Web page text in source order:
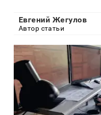
Евгений Жегулов
Автор статьи